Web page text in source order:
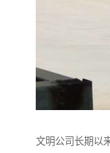
文明公司长期以